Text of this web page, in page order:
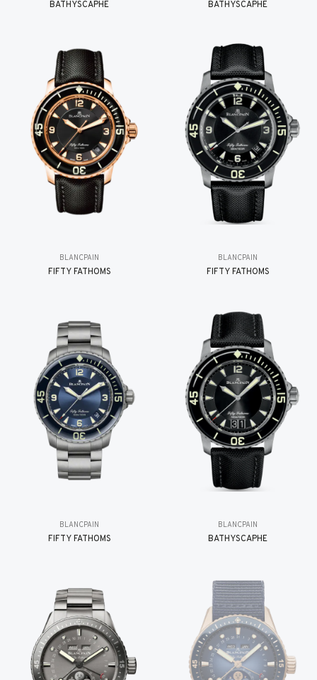
BATHYSCAPHE BATHYSCAPHE
BLANCPAIN
FIFTY FATHOMS
BLANCPAIN
FIFTY FATHOMS
BLANCPAIN
FIFTY FATHOMS
BLANCPAIN
BATHYSCAPHE